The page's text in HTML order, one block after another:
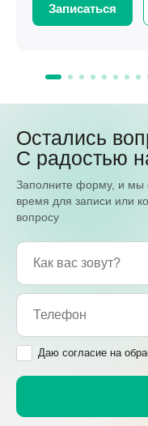
Записаться
Остались
С радостью
Заполните форму, и мы
время для записи или
вопросу
Даю согласие на